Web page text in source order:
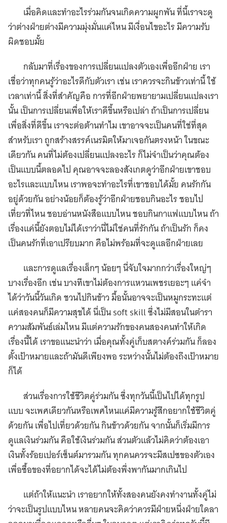
เมื่อคิดและทำอะไรร่วมกันจนเกิดความผูกพัน ที่นี้เราจะดู
ว่าต่างฝ่ายต่างมีความมุ่งมั่นแค่ไหน มีเงื่อนไขอะไร มีความรับ
ผิดชอบมั้ย
กลับมาที่เรื่องของการเปลี่ยนแปลงตัวเองเพื่ออีกฝ่าย เรา
เชื่อว่าทุกคนรู้ว่าอะไรดีกับตัวเรา เช่น เราควรจะกินข้าวเท่านี้ ใช้
เวลาเท่านี้ สิ่งที่สำคัญคือ การที่อีกฝ่ายพยายามเปลี่ยนแปลงเรา
นั้น เป็นการเปลี่ยนเพื่อให้เราดีขึ้นหรือเปล่า ถ้าเป็นการเปลี่ยน
เพื่อสิ่งที่ดีขึ้น เราจะต่อต้านทำไม เขาอาจจะเป็นคนที่ใช่ที่สุด
สำหรับเรา ถูกสร้างสรรค์เนรมิตให้มาเจอกันตรงหน้า ในขณะ
เดียวกัน คนที่ไม่ต้องเปลี่ยนแปลงอะไร ก็ไม่จำเป็นว่าคุณต้อง
เป็นแบบนี้ตลอดไป คุณอาจจะลองสังเกตดูว่าอีกฝ่ายเขาชอบ
อะไรและแบบไหน เราพอจะทำอะไรที่เขาชอบได้มั้ย คนรักกัน
อยู่ด้วยกัน อย่างน้อยก็ต้องรู้ว่าอีกฝ่ายชอบกินอะไร ชอบไป
เที่ยวที่ไหน ชอบอ่านหนังสือแบบไหน ชอบกินกาแฟแบบไหน ถ้า
เรื่องแค่นี้ยังตอบไม่ได้เราว่านี่ไม่ใช่คนที่รักกัน ถ้าเป็นรัก ก็คง
เป็นคนรักที่เอาเปรียบมาก คือไม่พร้อมที่จะดูแลอีกฝ่ายเลย
และการดูแลเรื่องเล็กๆ น้อยๆ นี่จับใจมากกว่าเรื่องใหญ่ๆ
บางเรื่องอีก เช่น บางทีเขาไม่ต้องการแหวนเพชรเยอะๆ แค่จำ
ได้ว่าวันนี้วันเกิด ชวนไปกินข้าว มื้อนั้นอาจจะเป็นหมูกระทะแต่
แค่สองคนก็มีความสุขได้ นี่เป็น soft skill ซึ่งไม่มีสอนในตำรา
ความสัมพันธ์เล่มไหน มีแต่ความรักของคนสองคนทำให้เกิด
เรื่องนี้ได้ เราขอแนะนำว่า เมื่อคุณทั้งคู่เก็บสตางค์ร่วมกัน ก็ลอง
ตั้งเป้าหมายและถ้ามันดีเพียงพอ ระหว่างนั้นไม่ต้องถึงเป้าหมาย
ก็ได้
ส่วนเรื่องการใช้ชีวิตคู่ร่วมกัน ซึ่งทุกวันนี้เป็นไปได้ทุกรูป
แบบ จะเพศเดียวกันหรือเพศไหนแค่มีความรู้สึกอยากใช้ชีวิตคู่
ด้วยกัน เพื่อไปเที่ยวด้วยกัน กินข้าวด้วยกัน จากนั้นก็เริ่มมีการ
ดูแลเงินร่วมกัน คือใช้เงินร่วมกัน ส่วนตัวแล้วไม่คิดว่าต้องเอา
เงินทั้งร้อยเปอร์เซ็นต์มารวมกัน ทุกคนควรจะมีสเปซของตัวเอง
เพื่อซื้อของที่อยากได้จะได้ไม่ต้องพึ่งพากันมากเกินไป
แต่ถ้าให้แนะนำ เราอยากให้ทั้งสองคนยังคงทำงานทั้งคู่ไม่
ว่าจะเป็นรูปแบบไหน หลายคนจะคิดว่าควรมีฝ่ายหนึ่งฝ่ายใดลา